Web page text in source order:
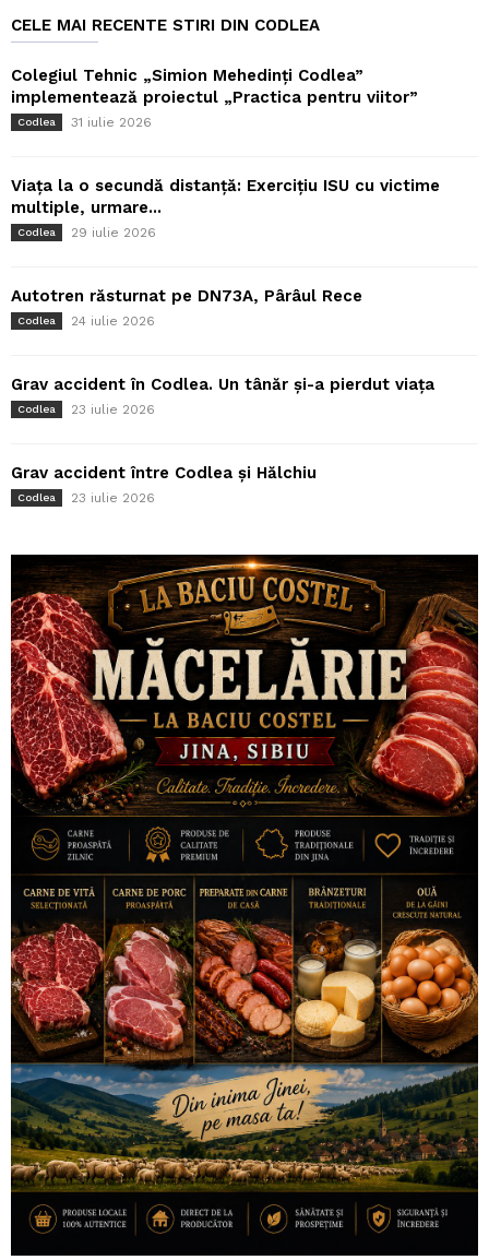
CELE MAI RECENTE STIRI DIN CODLEA
Colegiul Tehnic „Simion Mehedinți Codlea”
implementează proiectul „Practica pentru viitor”
Codlea 31 iulie 2026
Viața la o secundă distanță: Exercițiu ISU cu victime
multiple, urmare...
Codlea 29 iulie 2026
Autotren răsturnat pe DN73A, Pârâul Rece
Codlea 24 iulie 2026
Grav accident în Codlea. Un tânăr și-a pierdut viața
Codlea 23 iulie 2026
Grav accident între Codlea și Hălchiu
Codlea 23 iulie 2026